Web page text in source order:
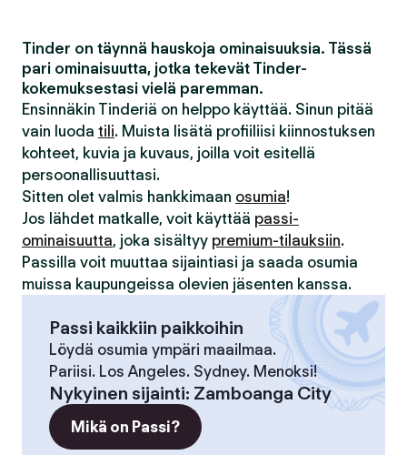
Tinder on täynnä hauskoja ominaisuuksia. Tässä
pari ominaisuutta, jotka tekevät Tinder-
kokemuksestasi vielä paremman.
Ensinnäkin Tinderiä on helppo käyttää. Sinun pitää
vain luoda tili. Muista lisätä profiiliisi kiinnostuksen
kohteet, kuvia ja kuvaus, joilla voit esitellä
persoonallisuuttasi.
Sitten olet valmis hankkimaan osumia!
Jos lähdet matkalle, voit käyttää passi-
ominaisuutta, joka sisältyy premium-tilauksiin.
Passilla voit muuttaa sijaintiasi ja saada osumia
muissa kaupungeissa olevien jäsenten kanssa.
Passi kaikkiin paikkoihin
Löydä osumia ympäri maailmaa.
Pariisi. Los Angeles. Sydney. Menoksi!
Nykyinen sijainti: Zamboanga City
Mikä on Passi?